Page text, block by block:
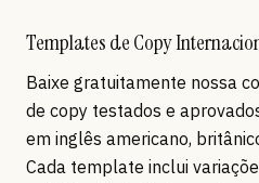
Templates de Copy
Baixe gratuitamente nossa
de copy testados e
em inglês americano,
Cada template inclui